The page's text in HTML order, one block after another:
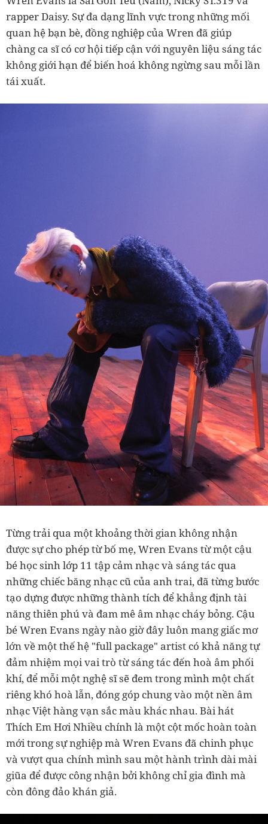
rapper Daisy. Sự đa dạng lĩnh vực trong những mối
quan hệ bạn bè, đồng nghiệp của Wren đã giúp
chàng ca sĩ có cơ hội tiếp cận với nguyên liệu sáng tác
không giới hạn để biến hoá không ngừng sau mỗi lần
tái xuất.
Từng trải qua một khoảng thời gian không nhận
được sự cho phép từ bố mẹ, Wren Evans từ một cậu
bé học sinh lớp 11 tập cảm nhạc và sáng tác qua
những chiếc băng nhạc cũ của anh trai, đã từng bước
tạo dựng được những thành tích để khẳng định tài
năng thiên phú và đam mê âm nhạc cháy bỏng. Cậu
bé Wren Evans ngày nào giờ đây luôn mang giấc mơ
lớn về một thế hệ "full package" artist có khả năng tự
đảm nhiệm mọi vai trò từ sáng tác đến hoà âm phối
khí, để mỗi một nghệ sĩ sẽ đem trong mình một chất
riêng khó hoà lẫn, đóng góp chung vào một nền âm
nhạc Việt hàng vạn sắc màu khác nhau. Bài hát
Thích Em Hơi Nhiều chính là một cột mốc hoàn toàn
mới trong sự nghiệp mà Wren Evans đã chinh phục
và vượt qua chính mình sau một hành trình dài mài
giũa để được công nhận bởi không chỉ gia đình mà
còn đông đảo khán giả.